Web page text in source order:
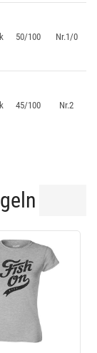
50/100 Nr.1/0
45/100 Nr.2